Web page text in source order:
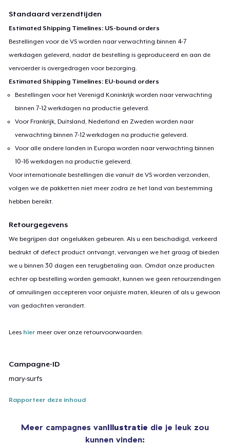
Standaard verzendtijden
Estimated Shipping Timelines: US-bound orders
Bestellingen voor de VS worden naar verwachting binnen 4-7
werkdagen geleverd, nadat de bestelling is geproduceerd en aan de
vervoerder is overgedragen voor bezorging.
Estimated Shipping Timelines: EU-bound orders
Bestellingen voor het Verenigd Koninkrijk worden naar verwachting
binnen 7-12 werkdagen na productie geleverd.
Voor Frankrijk, Duitsland, Nederland en Zweden worden naar
verwachting binnen 7-12 werkdagen na productie geleverd.
Voor alle andere landen in Europa worden naar verwachting binnen
10-16 werkdagen na productie geleverd.
Voor internationale bestellingen die vanuit de VS worden verzonden,
volgen we de pakketten niet meer zodra ze het land van bestemming
hebben bereikt.
Retourgegevens
We begrijpen dat ongelukken gebeuren. Als u een beschadigd, verkeerd
bedrukt of defect product ontvangt, vervangen we het graag of bieden
we u binnen 30 dagen een terugbetaling aan. Omdat onze producten
echter op bestelling worden gemaakt, kunnen we geen retourzendingen
of omruilingen accepteren voor onjuiste maten, kleuren of als u gewoon
van gedachten verandert.
Lees hier meer over onze retourvoorwaarden.
Campagne-ID
mary-surfs
Rapporteer deze inhoud
Meer campagnes vanIllustratie die je leuk zou
kunnen vinden: